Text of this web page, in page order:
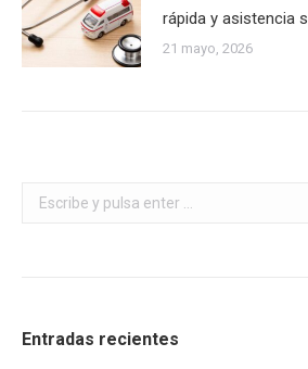
rápida y asistencia
21 mayo, 2026
Buscar:
Entradas recientes